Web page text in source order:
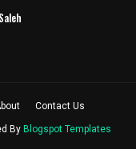
Contact Us
By Blogspot Templates